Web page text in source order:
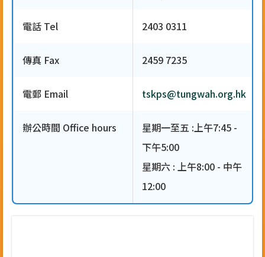
電話 Tel 2403 0311
傳真 Fax 2459 7235
電郵 Email tskps@tungwah.org.hk
辦公時間 Office hours
星期一至五 :上午7:45 -
下午5:00
星期六 : 上午8:00 - 中午
12:00